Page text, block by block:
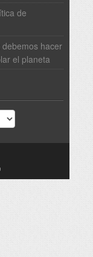
de
hacer
el planeta